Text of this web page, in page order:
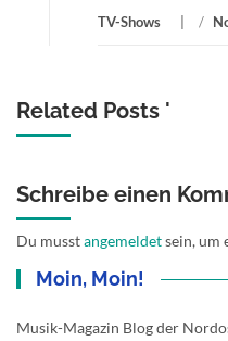
TV-Shows /
Related Posts '
Schreibe einen
Du musstangemeldetsein, um
Moin, Moin!
Musik-Magazin Blog der